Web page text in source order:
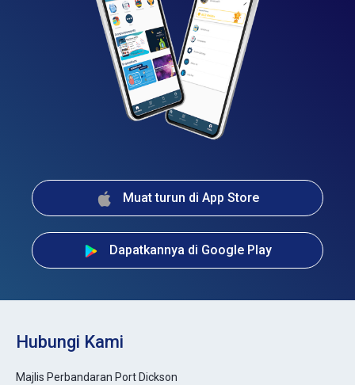
Muat turun di App Store
Dapatkannya di Google Play
Hubungi Kami
Majlis Perbandaran Port Dickson